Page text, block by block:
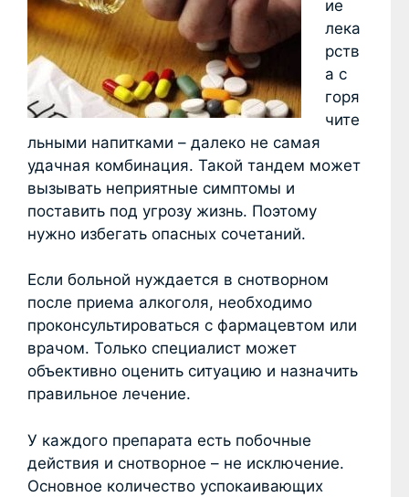
ие
лека
рств
а с
горя
чите
льными напитками – далеко не самая
удачная комбинация. Такой тандем может
вызывать неприятные симптомы и
поставить под угрозу жизнь. Поэтому
нужно избегать опасных сочетаний.
Если больной нуждается в снотворном
после приема алкоголя, необходимо
проконсультироваться с фармацевтом или
врачом. Только специалист может
объективно оценить ситуацию и назначить
правильное лечение.
У каждого препарата есть побочные
действия и снотворное – не исключение.
Основное количество успокаивающих